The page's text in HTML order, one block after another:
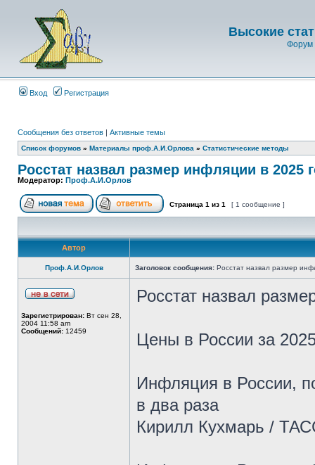
Высокие
Форум
Вход Регистрация
Сообщения без ответов | Активные темы
Список форумов » Материалы проф.А.И.Орлова » Статистические методы
Росстат назвал размер инфляции в 2025
Модератор: Проф.А.И.Орлов
Страница 1 из 1 [ 1 сообщение ]
Автор
Проф.А.И.Орлов Заголовок сообщения: Росстат назвал размер
Зарегистрирован: Вт сен 28,
2004 11:58 am
Сообщений: 12459
Росстат назвал
Цены в России за
Инфляция в России,
в два раза
Кирилл Кухмарь /